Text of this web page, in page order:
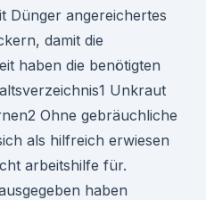
Dünger angereichertes
damit die
haben die benötigten
Unkraut
Ohne gebräuchliche
als hilfreich erwiesen
arbeitshilfe für.
haben